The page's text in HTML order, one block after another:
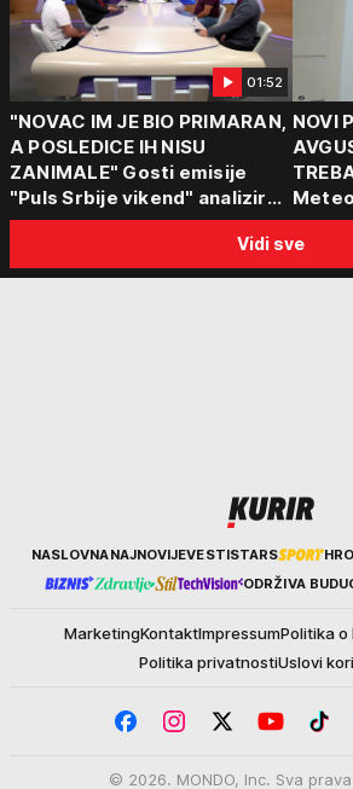
01:52
"NOVAC IM JE BIO PRIMARAN,
A POSLEDICE IH NISU
ZANIMALE" Gosti emisije
"Puls Srbije vikend" analizirali
slučajeve koji su potresli
Srbiju: Zločin se ne isplati
NOVI
za
Vidi sve
KurirNASLOVNANAJNOVIJEVESTISTARS
ODRŽIVA
MarketingKontaktImpressumPolitika o
Politika privatnostiUslovi
© 2026. MONDO, Inc. Sva